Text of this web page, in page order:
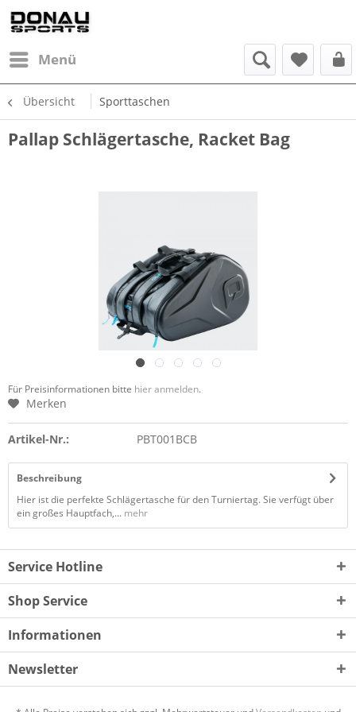
Menü
Übersicht Sporttaschen
Pallap Schlägertasche, Racket Bag
Für Preisinformationen bitte hier anmelden.
Merken
Artikel-Nr.: PBT001BCB
Beschreibung
Hier ist die perfekte Schlägertasche für den Turniertag. Sie verfügt über
ein großes Hauptfach,... mehr
Service Hotline
Shop Service
Informationen
Newsletter